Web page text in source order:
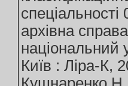
архівна
національний
Київ : Ліра-К,